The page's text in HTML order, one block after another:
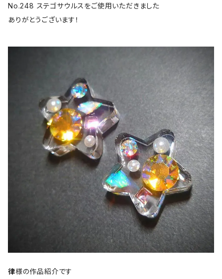
No.248 ステゴサウルスをご使用いただきました
ありがとうございます！
律様の作品紹介です